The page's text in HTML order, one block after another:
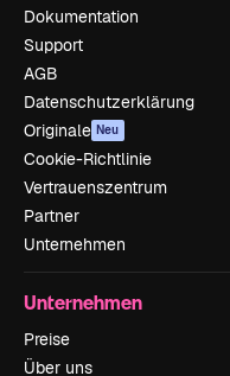
Dokumentation
Support
AGB
Datenschutzerklärung
Originale Neu
Cookie-Richtlinie
Vertrauenszentrum
Partner
Unternehmen
Unternehmen
Preise
Über uns